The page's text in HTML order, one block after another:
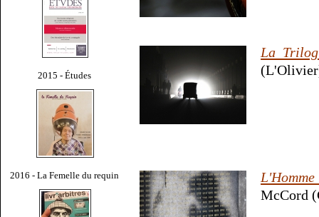
2015 - Études
2016 - La Femelle du requin
La
McCord